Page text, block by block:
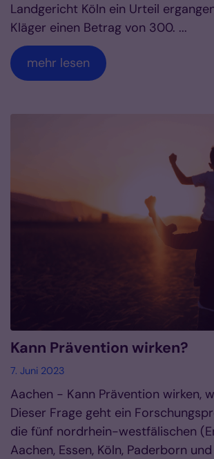
Landgericht Köln ein Urteil
Kläger einen Betrag von 300. ...
mehr lesen
Kann Prävention wirken?
7. Juni 2023
Aachen - Kann Prävention wirken,
Dieser Frage geht ein
die fünf nordrhein-westfälischen
Aachen, Essen, Köln, Paderborn